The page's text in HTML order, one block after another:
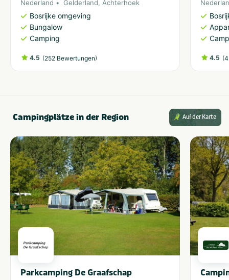
Nederland Gelderland, Achterhoek
Bosrijke omgeving
Bungalow
Camping
4.5 (252 Bewertungen) 4.5 (
Campingplätze in der Region Auf der Karte
Parkcamping De Graafschap